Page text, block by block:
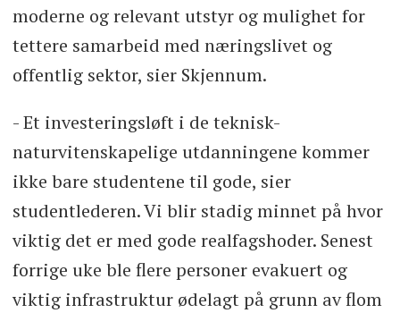
moderne og relevant utstyr og mulighet for
tettere samarbeid med næringslivet og
offentlig sektor, sier Skjennum.
- Et investeringsløft i de teknisk-
naturvitenskapelige utdanningene kommer
ikke bare studentene til gode, sier
studentlederen. Vi blir stadig minnet på hvor
viktig det er med gode realfagshoder. Senest
forrige uke ble flere personer evakuert og
viktig infrastruktur ødelagt på grunn av flom